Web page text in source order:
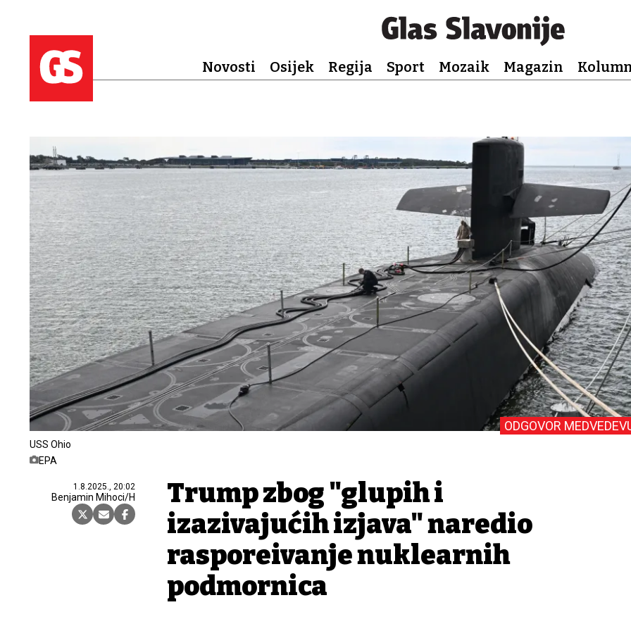
Novosti Osijek Regija Sport Mozaik Magazin
USS Ohio
EPA
1.8.2025., 20:02
Benjamin Mihoci/H
ODGOVOR
Trump zbog "glupih i
izazivajućih izjava" naredio
raspoređivanje nuklearnih
podmornica